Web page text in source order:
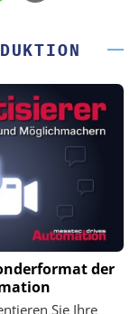
der
Sie Ihre
(PI) SE
KG
für LEO-